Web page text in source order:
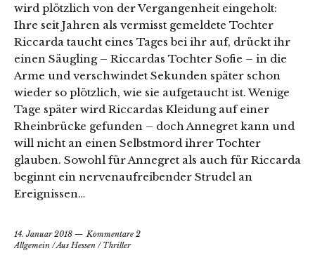
wird plötzlich von der Vergangenheit eingeholt:
Ihre seit Jahren als vermisst gemeldete Tochter
Riccarda taucht eines Tages bei ihr auf, drückt ihr
einen Säugling – Riccardas Tochter Sofie – in die
Arme und verschwindet Sekunden später schon
wieder so plötzlich, wie sie aufgetaucht ist. Wenige
Tage später wird Riccardas Kleidung auf einer
Rheinbrücke gefunden – doch Annegret kann und
will nicht an einen Selbstmord ihrer Tochter
glauben. Sowohl für Annegret als auch für Riccarda
beginnt ein nervenaufreibender Strudel an
Ereignissen…
14. Januar 2018
Kommentare 2
Allgemein /Aus Hessen / Thriller